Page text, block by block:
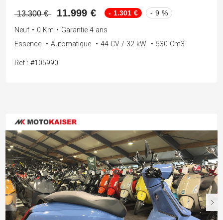
13.300 € 11.999 € - 1.301 € - 9 %
Neuf • 0 Km • Garantie 4 ans
Essence
• Automatique • 44 CV / 32 kW • 530 Cm3
Ref : #105990